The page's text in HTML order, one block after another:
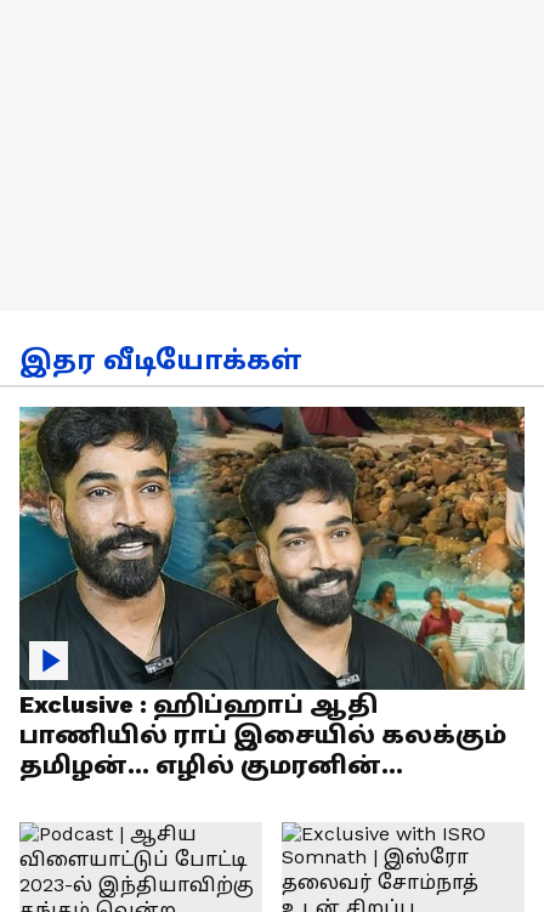
இதர வீடியோக்கள்
Exclusive : ஹிப்ஹாப் ஆதி
பாணியில் ராப் இசையில் கலக்கும்
தமிழன்... எழில் குமரனின்